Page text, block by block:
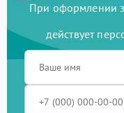
При оформлении
действует